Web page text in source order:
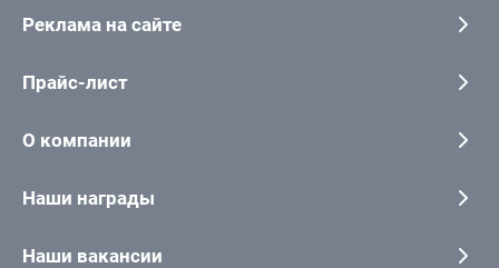
Реклама на сайте
Прайс-лист
О компании
Наши награды
Наши вакансии